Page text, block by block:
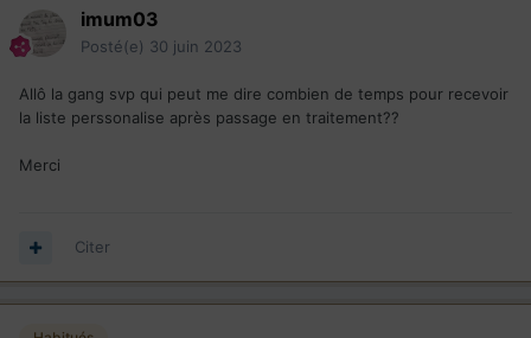
imum03
Posté(e) 30 juin 2023
Allô la gang svp qui peut me dire combien de temps pour recevoir
la liste perssonalise après passage en traitement??
Merci
Citer